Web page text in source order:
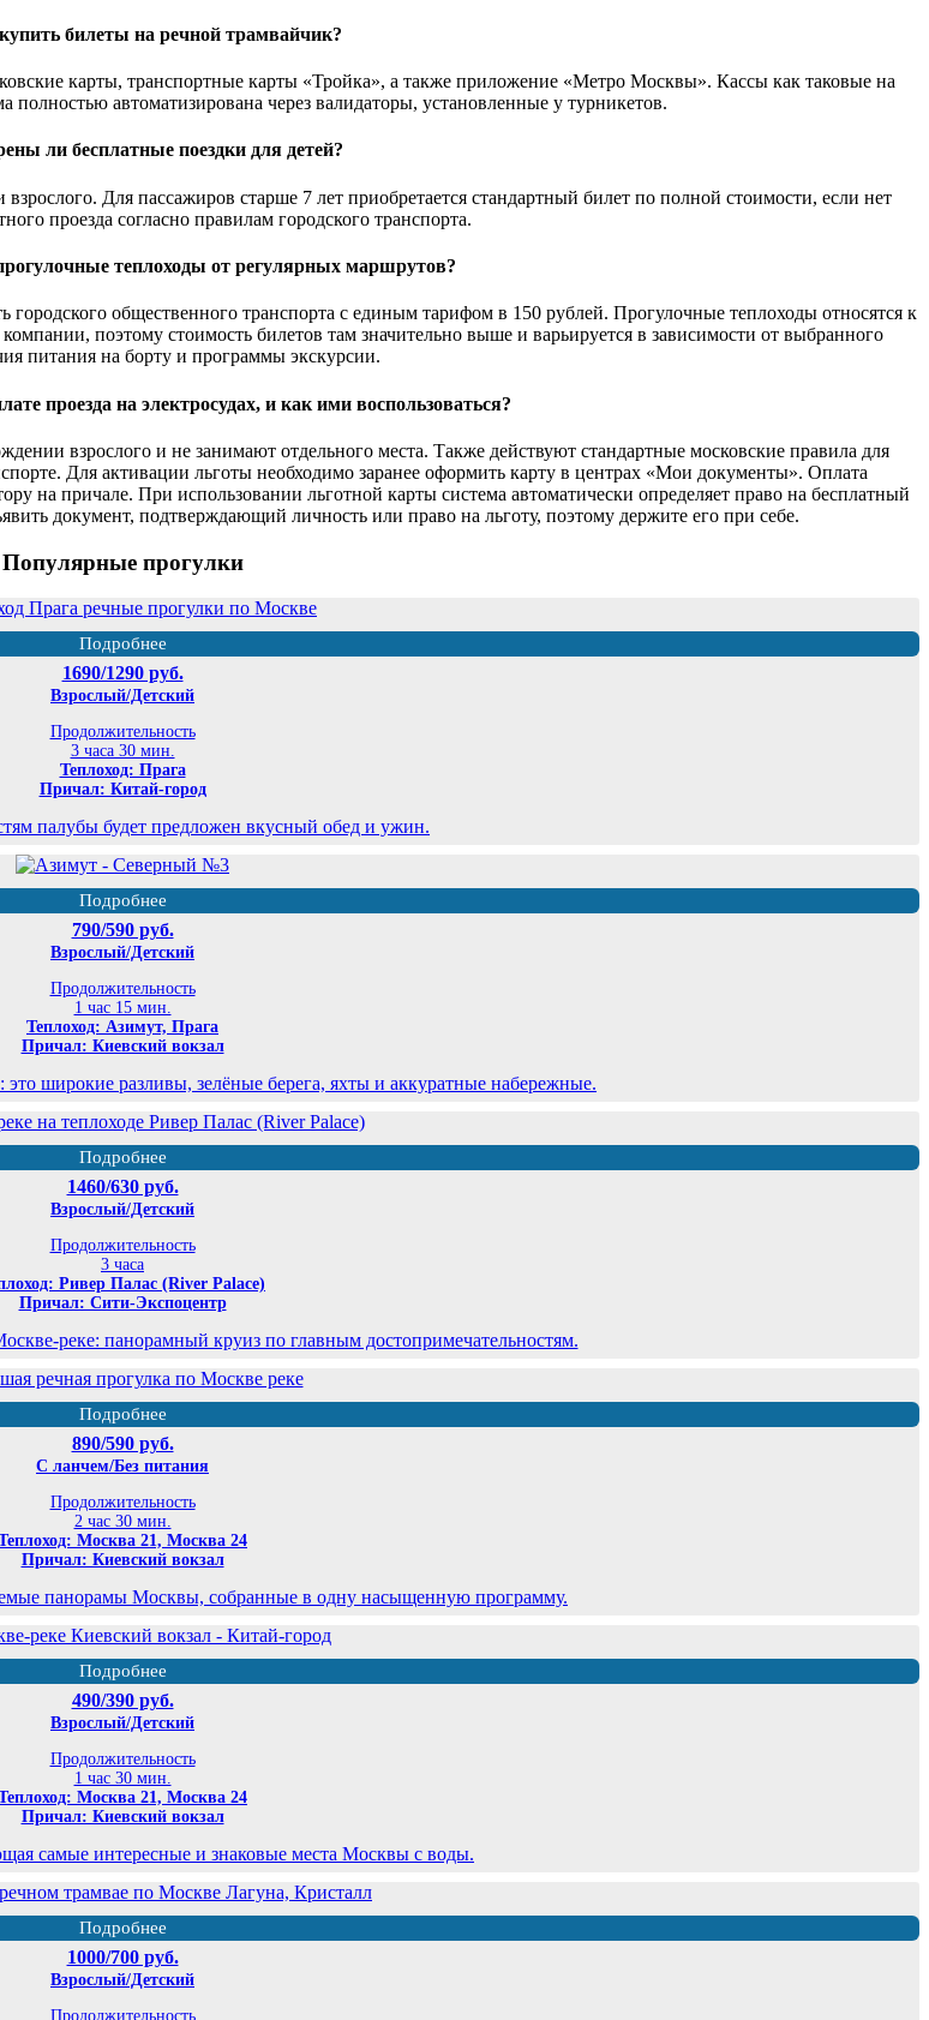
билеты на речной трамвайчик?
карты, транспортные карты «Тройка», а также приложение «Метро Москвы». Кассы как таковые на
полностью автоматизирована через валидаторы, установленные у турникетов.
ли бесплатные поездки для детей?
Для пассажиров старше 7 лет приобретается стандартный билет по полной стоимости, если нет
проезда согласно правилам городского транспорта.
теплоходы от регулярных маршрутов?
общественного транспорта с единым тарифом в 150 рублей. Прогулочные теплоходы относятся к
поэтому стоимость билетов там значительно выше и варьируется в зависимости от выбранного
питания на борту и программы экскурсии.
проезда на электросудах, и как ими воспользоваться?
взрослого и не занимают отдельного места. Также действуют стандартные московские правила для
Для активации льготы необходимо заранее оформить карту в центрах «Мои документы». Оплата
на причале. При использовании льготной карты система автоматически определяет право на бесплатный
документ, подтверждающий личность или право на льготу, поэтому держите его при себе.
Популярные прогулки
Подробнее
1690/1290 руб.
Взрослый/Детский
Продолжительность
3 часа 30 мин.
Теплоход: Прага
Причал: Китай-город
палубы будет предложен вкусный обед и ужин.
Подробнее
790/590 руб.
Взрослый/Детский
Продолжительность
1 час 15 мин.
Теплоход: Азимут, Прага
Причал: Киевский вокзал
широкие разливы, зелёные берега, яхты и аккуратные набережные.
Подробнее
1460/630 руб.
Взрослый/Детский
Продолжительность
3 часа
Ривер Палас (River Palace)
Причал: Сити-Экспоцентр
реке: панорамный круиз по главным достопримечательностям.
Подробнее
890/590 руб.
С ланчем/Без питания
Продолжительность
2 час 30 мин.
Москва 21, Москва 24
Причал: Киевский вокзал
панорамы Москвы, собранные в одну насыщенную программу.
Подробнее
490/390 руб.
Взрослый/Детский
Продолжительность
1 час 30 мин.
Москва 21, Москва 24
Причал: Киевский вокзал
самые интересные и знаковые места Москвы с воды.
Подробнее
1000/700 руб.
Взрослый/Детский
Продолжительность